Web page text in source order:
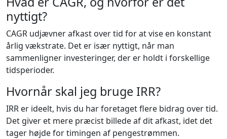
nyttigt?
CAGR udjævner afkast over tid for at vise en konstant
årlig vækstrate. Det er især nyttigt, når man
sammenligner investeringer, der er holdt i forskellige
tidsperioder.
Hvornår skal jeg bruge IRR?
IRR er ideelt, hvis du har foretaget flere bidrag over tid.
Det giver et mere præcist billede af dit afkast, idet det
tager højde for timingen af pengestrømmen.